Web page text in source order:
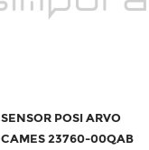
SENSOR POSI ARVO
CAMES 23760-00QAB